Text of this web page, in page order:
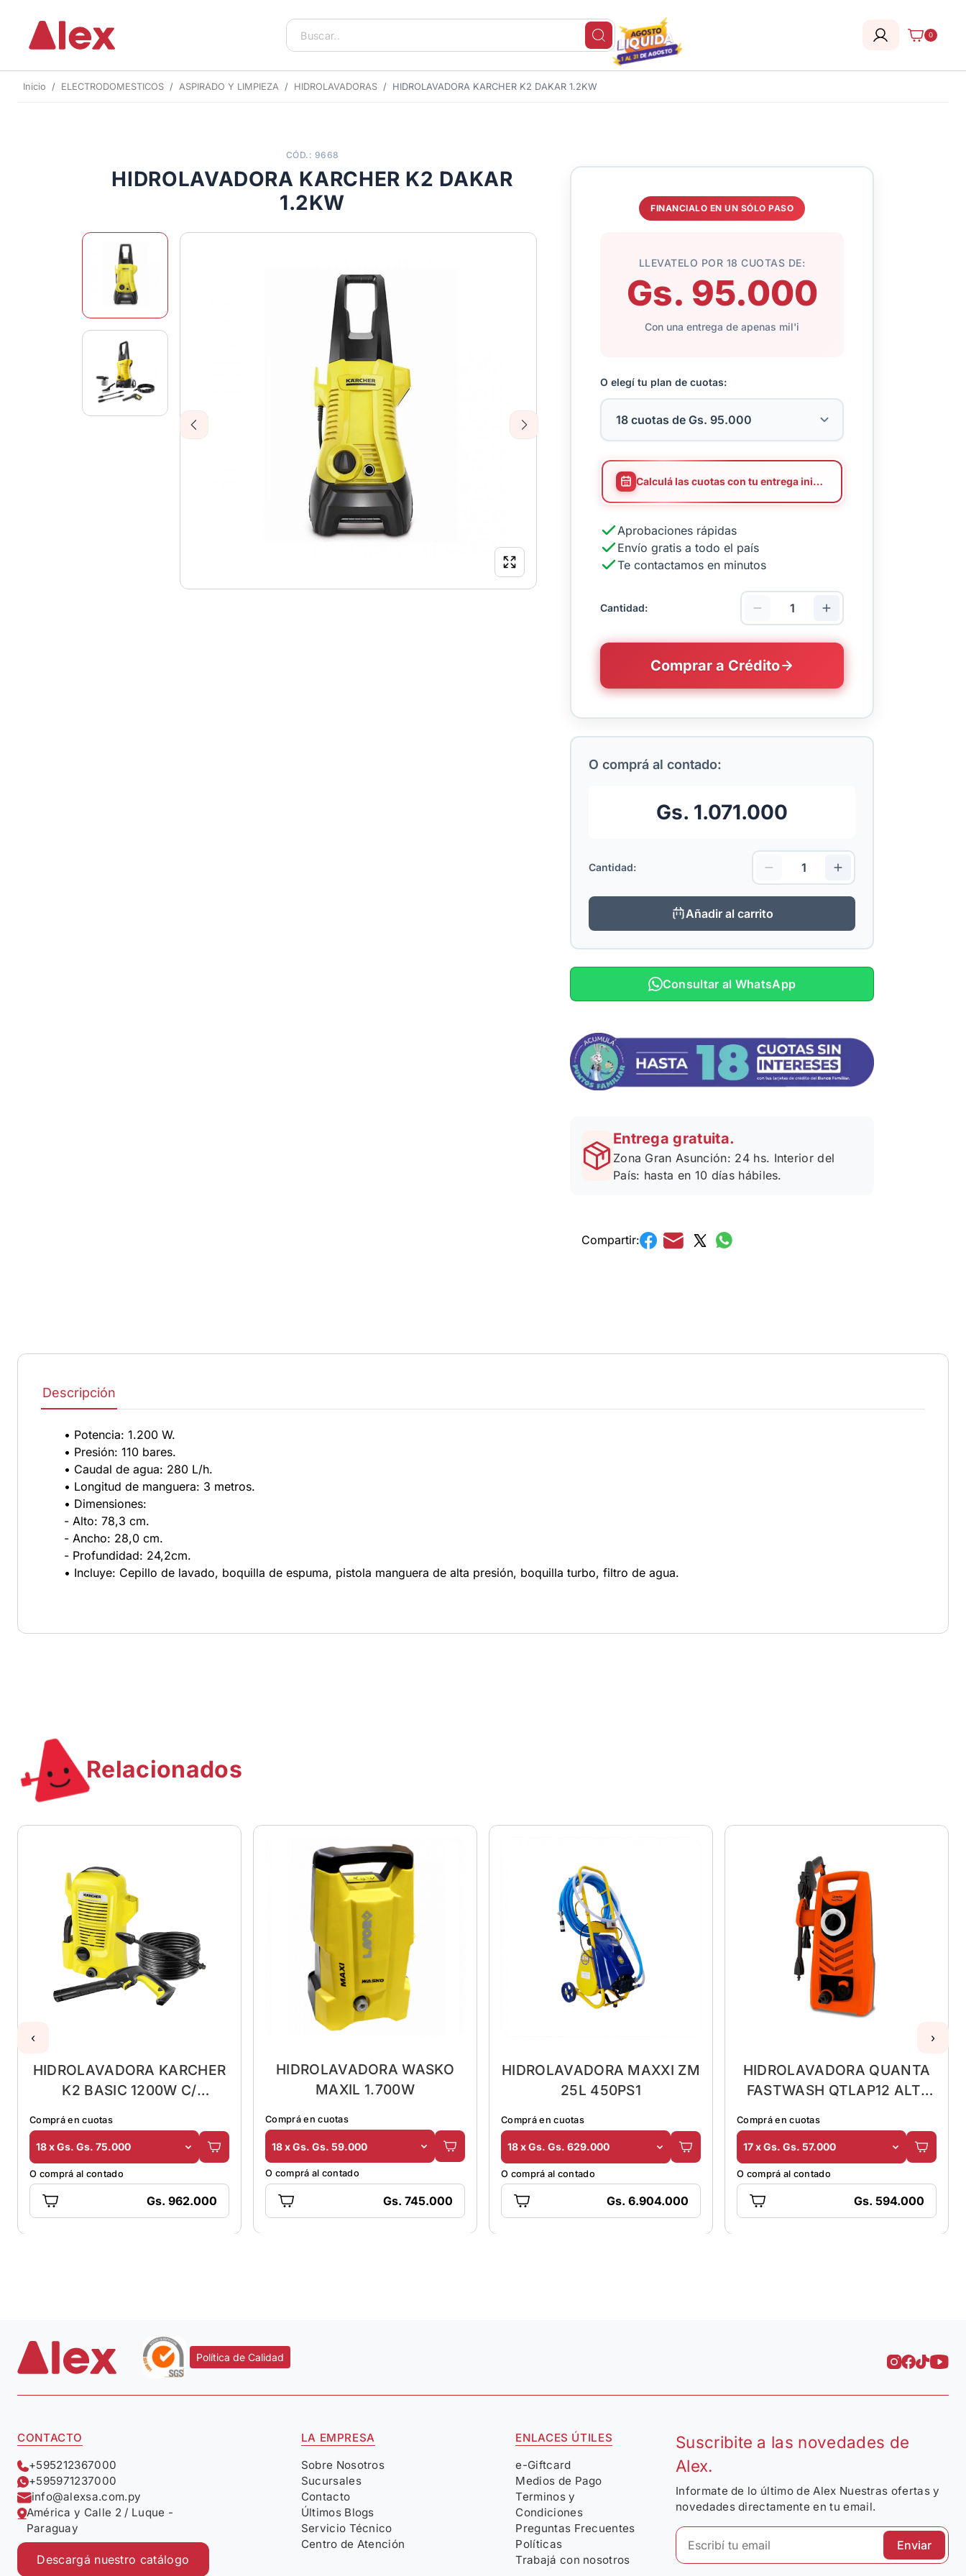
0
Inicio ELECTRODOMESTICOS ASPIRADO Y LIMPIEZA HIDROLAVADORAS HIDROLAVADORA KARCHER K2 DAKAR 1.2KW
CÓD.: 9668
HIDROLAVADORA KARCHER K2 DAKAR
1.2KW
Previous Next
FINANCIALO EN UN SÓLO PASO
LLEVATELO POR 18 CUOTAS DE:
Gs. 95.000
Con una entrega de apenas mil'i
O elegí tu plan de cuotas:
Calculá las cuotas con tu entrega inicial
Aprobaciones rápidas
Envío gratis a todo el país
Te contactamos en minutos
Cantidad:
Comprar a Crédito
O comprá al contado:
Gs. 1.071.000
Cantidad:
Añadir al carrito
Consultar al WhatsApp
Entrega gratuita.
Zona Gran Asunción: 24 hs. Interior del
País: hasta en 10 días hábiles.
Compartir:
Descripción
• Potencia: 1.200 W.
• Presión: 110 bares.
• Caudal de agua: 280 L/h.
• Longitud de manguera: 3 metros.
• Dimensiones:
- Alto: 78,3 cm.
- Ancho: 28,0 cm.
- Profundidad: 24,2cm.
• Incluye: Cepillo de lavado, boquilla de espuma, pistola manguera de alta presión, boquilla turbo, filtro de agua.
Relacionados
HIDROLAVADORA KARCHER
K2 BASIC 1200W C/
Comprá en cuotas
18 x Gs. Gs. 75.000
O comprá al contado
Gs. 962.000
HIDROLAVADORA WASKO
MAXIL 1.700W
Comprá en cuotas
18 x Gs. Gs. 59.000
O comprá al contado
Gs. 745.000
HIDROLAVADORA MAXXI ZM
25L 450PS1
Comprá en cuotas
18 x Gs. Gs. 629.000
O comprá al contado
Gs. 6.904.000
HIDROLAVADORA QUANTA
FASTWASH QTLAP12 ALT-
Comprá en cuotas
17 x Gs. Gs. 57.000
O comprá al contado
Gs. 594.000
‹ ›
Política de Calidad
CONTACTO
+595212367000
+595971237000
info@alexsa.com.py
América y Calle 2 / Luque -
Paraguay
Descargá nuestro catálogo
LA EMPRESA
Sobre Nosotros
Sucursales
Contacto
Últimos Blogs
Servicio Técnico
Centro de Atención
ENLACES ÚTILES
e-Giftcard
Medios de Pago
Terminos y
Condiciones
Preguntas Frecuentes
Políticas
Trabajá con nosotros
Suscribite a las novedades de
Alex.
Informate de lo último de Alex Nuestras ofertas y
novedades directamente en tu email.
Enviar